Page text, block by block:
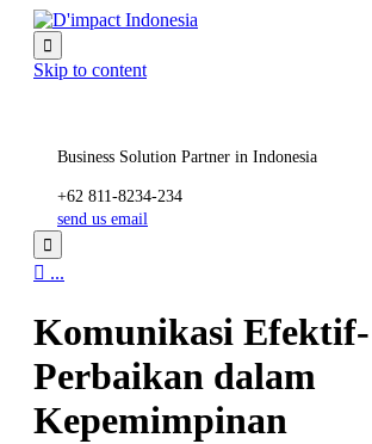

Skip to content
Business Solution Partner in Indonesia
+62 811-8234-234
send us email

 ...
Komunikasi Efektif-
Perbaikan dalam
Kepemimpinan